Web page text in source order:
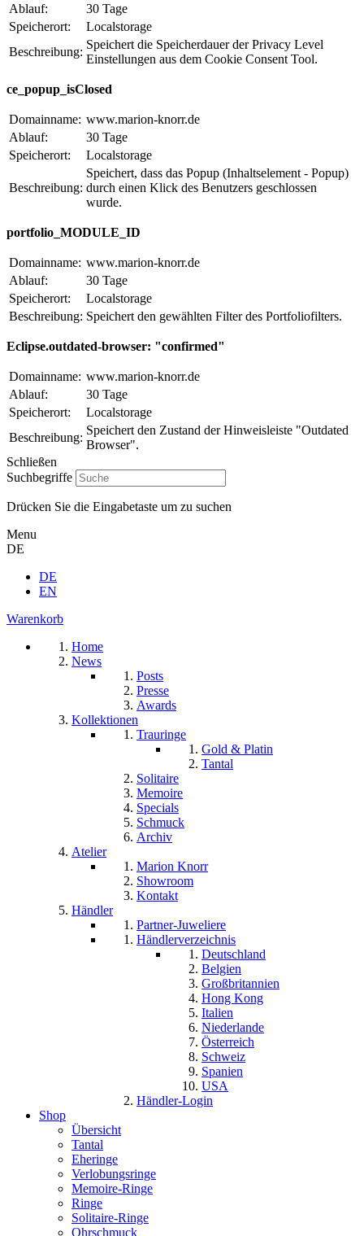
Ablauf:
30 Tage
Speicherort:
Localstorage
Beschreibung:
Speichert die Speicherdauer der Privacy Level
Einstellungen aus dem Cookie Consent Tool.
ce_popup_isClosed
Domainname: www.marion-knorr.de
Ablauf:
30 Tage
Speicherort:
Localstorage
Beschreibung:
Speichert, dass das Popup (Inhaltselement - Popup)
durch einen Klick des Benutzers geschlossen
wurde.
portfolio_MODULE_ID
Domainname: www.marion-knorr.de
Ablauf:
30 Tage
Speicherort:
Localstorage
Beschreibung: Speichert den gewählten Filter des Portfoliofilters.
Eclipse.outdated-browser: "confirmed"
Domainname: www.marion-knorr.de
Ablauf:
30 Tage
Speicherort:
Localstorage
Beschreibung:
Speichert den Zustand der Hinweisleiste "Outdated
Browser".
Schließen
Suchbegriffe
Drücken Sie die Eingabetaste um zu suchen
Menu
DE
DE
EN
Warenkorb
Home
News
Posts
Presse
Awards
Kollektionen
Trauringe
Gold & Platin
Tantal
Solitaire
Memoire
Specials
Schmuck
Archiv
Atelier
Marion Knorr
Showroom
Kontakt
Händler
Partner-Juweliere
Händlerverzeichnis
Deutschland
Belgien
Großbritannien
Hong Kong
Italien
Niederlande
Österreich
Schweiz
Spanien
USA
Händler-Login
Shop
Übersicht
Tantal
Eheringe
Verlobungsringe
Memoire-Ringe
Ringe
Solitaire-Ringe
Ohrschmuck